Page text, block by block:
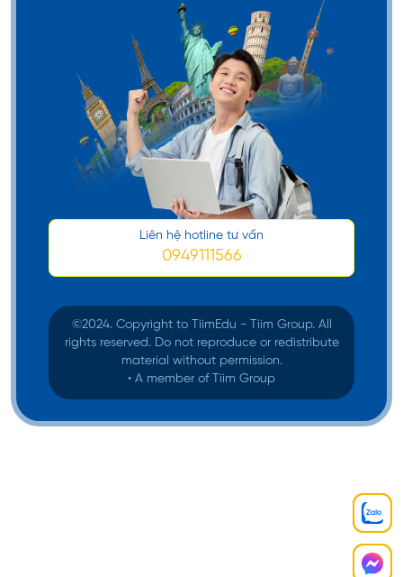
Liên hệ hotline tư vấn
0949111566
©️2024. Copyright to TiimEdu - Tiim Group. All
rights reserved. Do not reproduce or redistribute
material without permission.
• A member of Tiim Group